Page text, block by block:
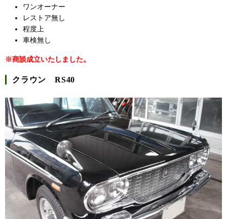
ワンオーナー
レストア無し
程度上
車検無し
※商談成立いたしました。
クラウン RS40